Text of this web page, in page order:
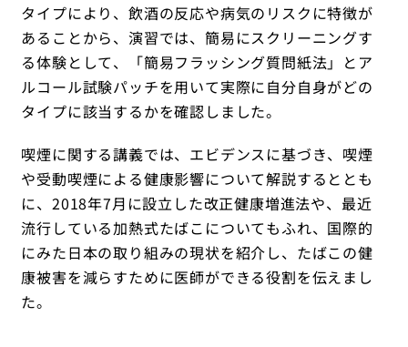
タイプにより、飲酒の反応や病気のリスクに特徴が
あることから、演習では、簡易にスクリーニングす
る体験として、「簡易フラッシング質問紙法」とア
ルコール試験パッチを用いて実際に自分自身がどの
タイプに該当するかを確認しました。
喫煙に関する講義では、エビデンスに基づき、喫煙
や受動喫煙による健康影響について解説するととも
に、2018年7月に設立した改正健康増進法や、最近
流行している加熱式たばこについてもふれ、国際的
にみた日本の取り組みの現状を紹介し、たばこの健
康被害を減らすために医師ができる役割を伝えまし
た。